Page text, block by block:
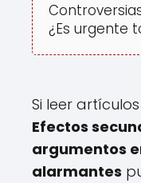
¿Es urgente
Si leer
Efectos
argumentos
alarmantes